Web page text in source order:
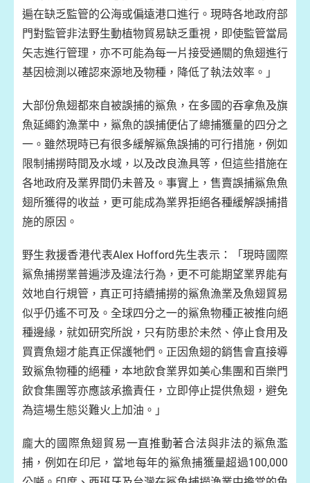
遍在缺乏監管的公海或偏遠港口進行。現時各地政府部
門對監管非法野生動植物貿易缺乏重視，即使監管當局
矢志進行管理，亦不可能為每一片接受通關的魚翅進行
基因檢測以確認來源地及物種，降低了執法效率。」
大部份魚翅都來自被誤捕的鯊魚，在多國的吞拿魚及旗
魚延繩釣漁業中，鯊魚的誤捕便佔了總捕獲量的四分之
一。雖然現時已有很多緩解鯊魚誤捕的可行措施，例如
限制捕撈時間及水域，以及改良漁具等，但這些措施在
各地政府及業界間仍未普及。事實上，售賣誤捕鯊魚魚
翅所獲得的收益，更可能成為業界拒絕各種緩解誤捕措
施的原因。
野生救援香港代表Alex Hofford先生表示：「現時國際
鯊魚捕撈業普遍涉及違法行為，更不可能期望業界能有
效地自行規管，真正可持續捕撈的鯊魚漁業及魚翅貿易
似乎仍遙不可及。全球四分之一的鯊魚物種正被推向絕
種邊緣，就如研究所說，只有防患於未然、停止食用及
買賣魚翅才能真正保護牠們。正因魚翅的銷售會直接導
致鯊魚物種的絕種，本地飲食業界如美心集團和百樂門
飲食集團等亦應該承擔責任，立即停止提供魚翅，避免
為這場生態災難火上加油。」
龐大的國際魚翅貿易一直推動著合法與非法的鯊魚濫
捕，例如在印尼，當地每年的鯊魚捕獲量超過100,000